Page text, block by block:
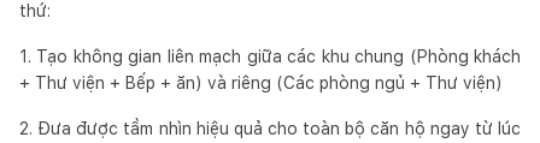
thứ:
1. Tạo không gian liên mạch giữa các khu chung (Phòng khách
+ Thư viện + Bếp + ăn) và riêng (Các phòng ngủ + Thư viện)
2. Đưa được tầm nhìn hiệu quả cho toàn bộ căn hộ ngay từ lúc